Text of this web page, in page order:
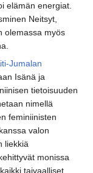
elämän energiat.
Neitsyt,
olemassa myös
Jumalan
Isänä ja
tietoisuuden
nimellä
feminiinisten
valon
liekkiä
monissa
taivaalliset